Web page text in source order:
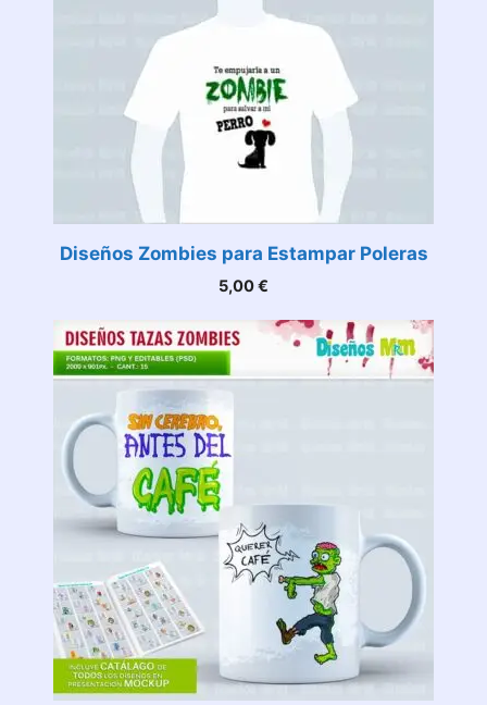
Diseños Zombies para Estampar Poleras
5,00€